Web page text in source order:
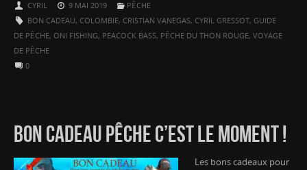
CYRIL 9 MAI 2019
PÊCHE
BON CADEAU, COLOMBIE, CRISTIAN VANEGAS, CYRIL GRESSOT, GUIDE
DE PÊCHE, ONI FISHING, PEACOCK BASS, PÊCHE DU THON ROUGE, VOYAGE
DE PÊCHE
0
BON CADEAU PÊCHE C’EST LE MOMENT !
Les bons cadeaux pour